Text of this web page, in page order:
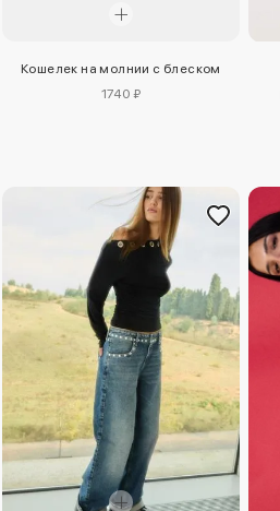
Кошелек на молнии с блеском
1740 ₽